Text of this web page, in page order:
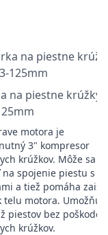
na piestne krúžky
motora je
3" kompresor
krúžkov. Môže sa
spojenie piestu s
a tiež pomáha
telu motora.
piestov bez
krúžkov.